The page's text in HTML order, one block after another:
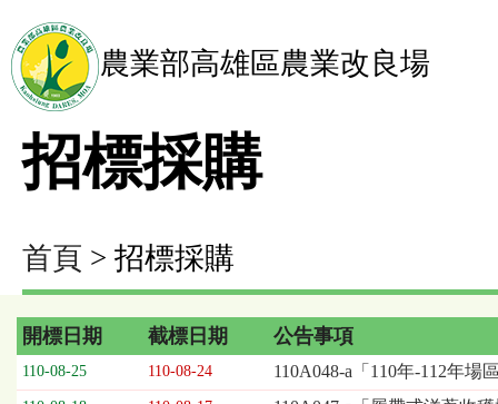
農業部高雄區農業改良場
招標採購
首頁 > 招標採購
招
標
開標日期 截標日期 公告事項
110-08-25 110-08-24 110A048-a「110年-112年